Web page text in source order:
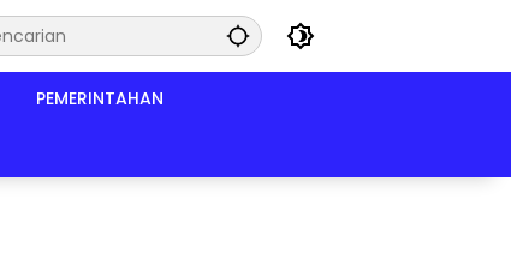
PEMERINTAHAN